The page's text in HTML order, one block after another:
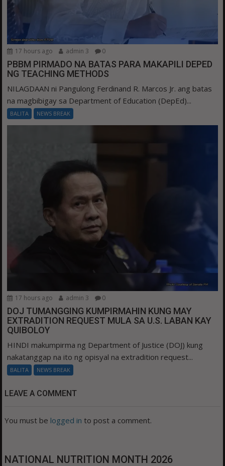
17 hours ago admin 3 0
PBBM PIRMADO NA BATAS PARA MAKAPILI DEPED
NG TEACHING METHODS
NILAGDAAN ni Pangulong Ferdinand R. Marcos Jr. ang batas
na magbibigay sa Department of Education (DepEd)...
BALITA NEWS BREAK
17 hours ago admin 3 0
DOJ TUMANGGING KUMPIRMAHIN KUNG MAY
EXTRADITION REQUEST MULA SA U.S. LABAN KAY
QUIBOLOY
HINDI makumpirma ng Department of Justice (DOJ) kung
nakatanggap na ito ng opisyal na extradition request...
BALITA NEWS BREAK
LEAVE A COMMENT
You must be logged in to post a comment.
NATIONAL NUTRITION MONTH 2026